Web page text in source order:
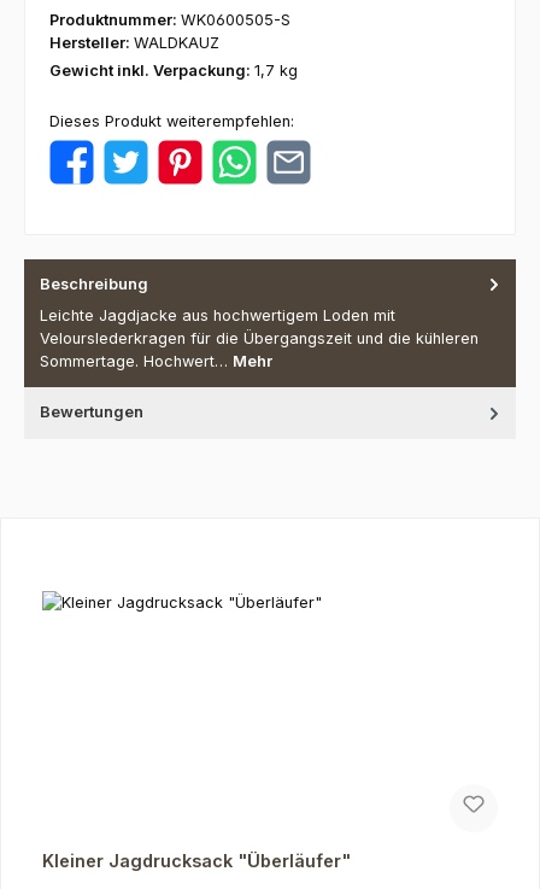
Produktnummer: WK0600505-S
Hersteller: WALDKAUZ
Gewicht inkl. Verpackung: 1,7 kg
Dieses Produkt weiterempfehlen:
Beschreibung
Leichte Jagdjacke aus hochwertigem Loden mit
Velourslederkragen für die Übergangszeit und die kühleren
Sommertage. Hochwert… Mehr
Bewertungen
Kleiner Jagdrucksack "Überläufer"